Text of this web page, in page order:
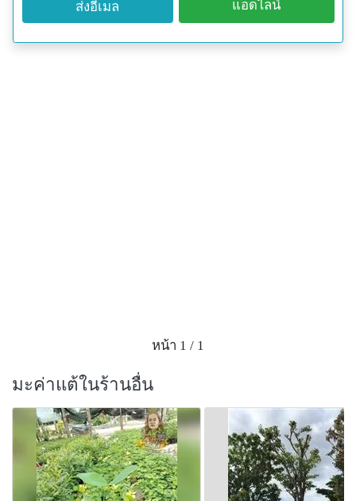
อ่อนมีขนคลุมบาง ๆ เรือนยอดแผ่ทรงเจดีย์ต่ำ ใบ
เกวียน เครื่องไถนา หมอนรองรางรถไฟ ลูกกลิ้งนาเกลือ
กระดูกเรือ หรือใช้ทำโครงเรือใบเดินทะเล ฯลฯ
-ใบใช้แทนช้อนในการตักอาหารที่มีน้ำเช่นแกงได้
-ฝักและเปลือกให้น้ำฝาดชนิด Catechol และ Pyrogallol
ใช้สำหรับฟอกหนัง ส่วนเปลือกต้นจะนิยมนำมาใช้ย้อมสี
เส้นไหม ย้อมแห โดยจะให้สีแดง
-เมล็ดแก่เมื่อนำมาเผาไฟแล้วกะเทาะเปลือกออก เอาแต่
เนื้อข้างในมารับประทานเป็นอาหารว่างได้ โดยเนื้อจะมี
ส่งอีเมล แอดไลน์
หน้า 1 / 1
มะค่าแต้ในร้านอื่น